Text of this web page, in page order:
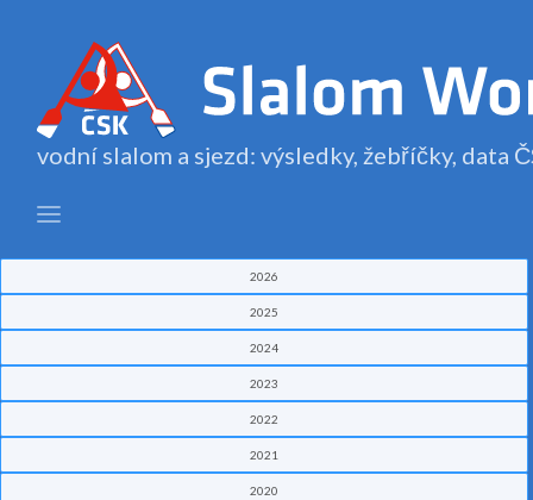
vodní slalom a sjezd: výsledky, žebříčky, data
2026
2025
2024
2023
2022
2021
2020